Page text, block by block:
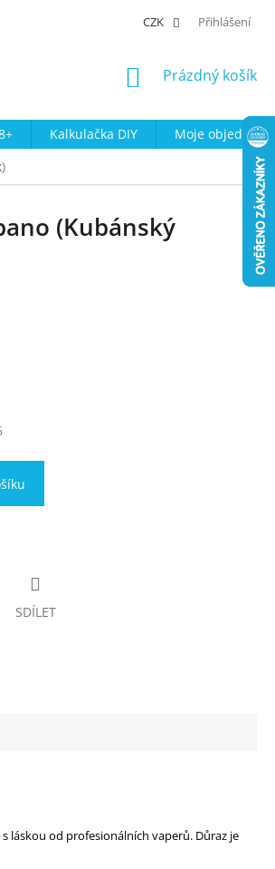
CZK Přihlášení
NÁKUPNÍ
Prázdný košík
Kalkulačka DIY
Moje
(Kubánský
SDÍLET
láskou od profesionálních vaperů. Důraz je